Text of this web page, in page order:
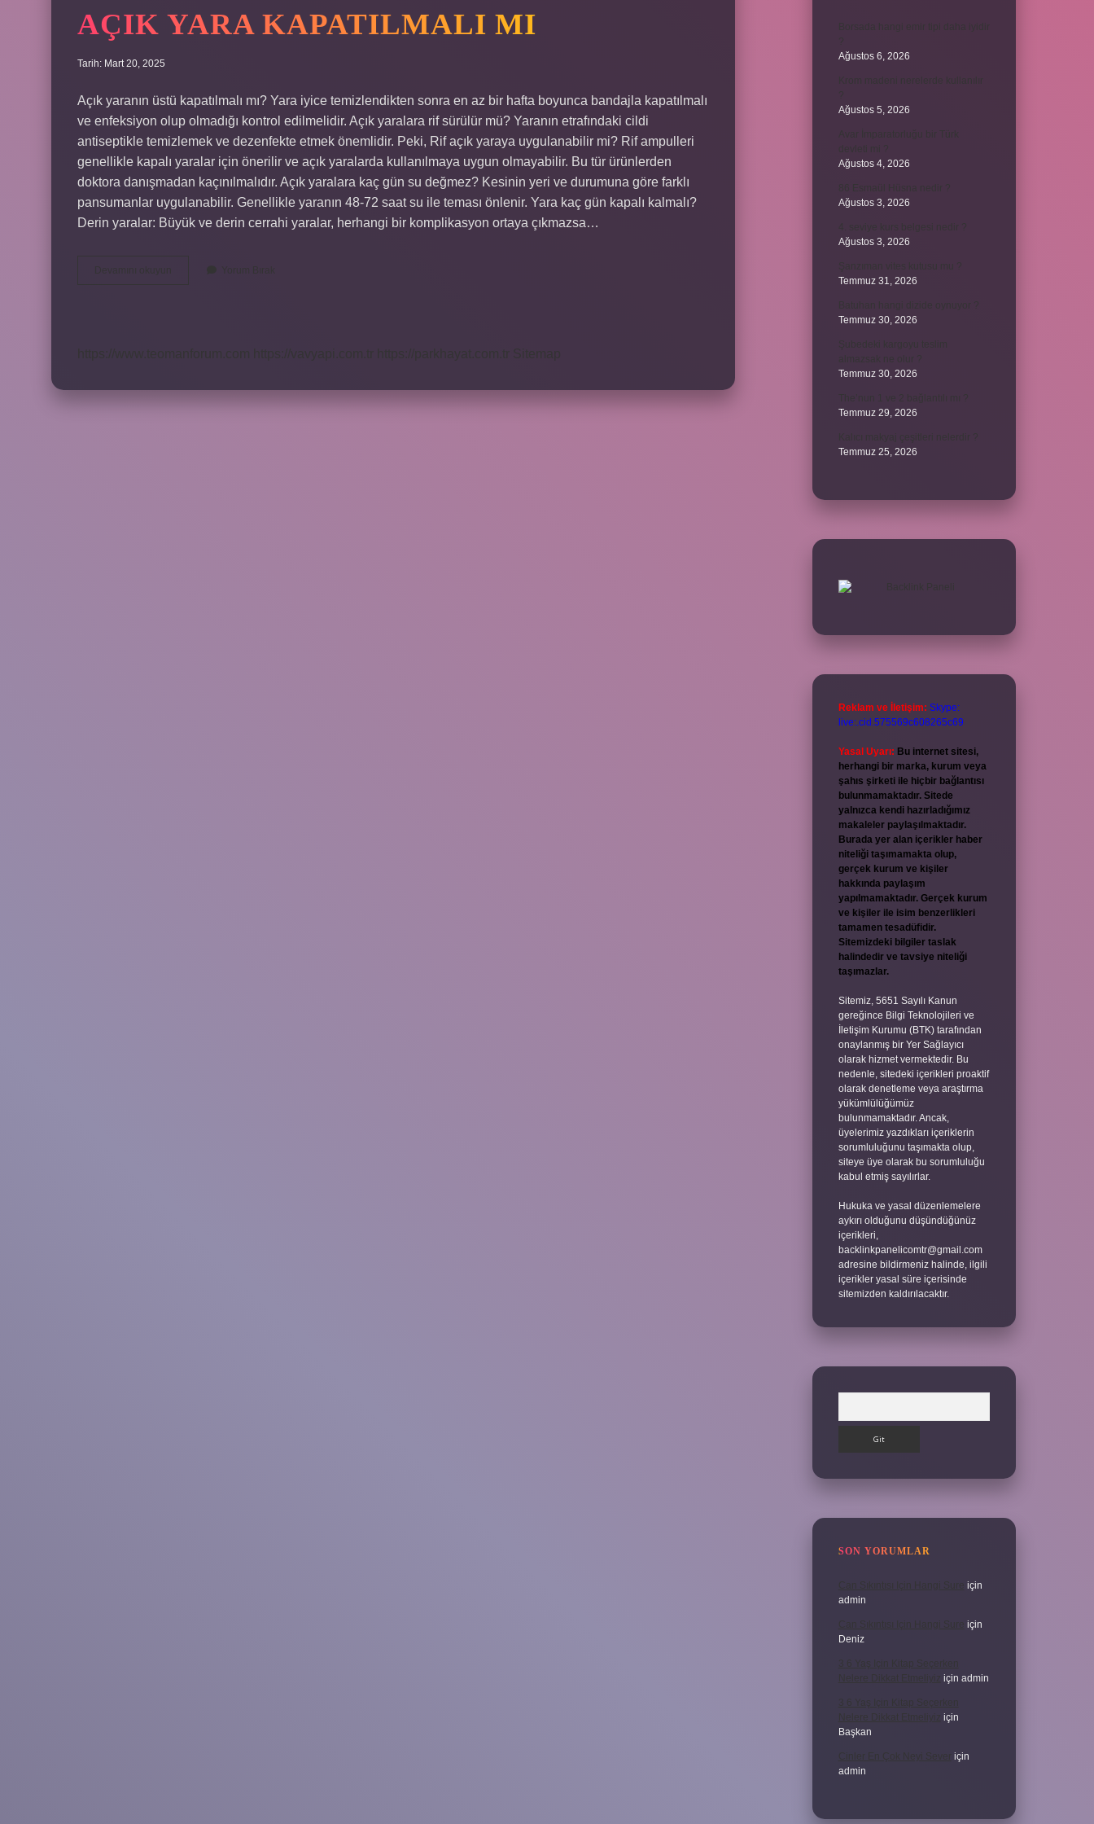
AÇIK YARA KAPATILMALI MI
Tarih: Mart 20, 2025
Açık yaranın üstü kapatılmalı mı? Yara iyice temizlendikten sonra en az bir hafta boyunca bandajla kapatılmalı
ve enfeksiyon olup olmadığı kontrol edilmelidir. Açık yaralara rif sürülür mü? Yaranın etrafındaki cildi
antiseptikle temizlemek ve dezenfekte etmek önemlidir. Peki, Rif açık yaraya uygulanabilir mi? Rif ampulleri
genellikle kapalı yaralar için önerilir ve açık yaralarda kullanılmaya uygun olmayabilir. Bu tür ürünlerden
doktora danışmadan kaçınılmalıdır. Açık yaralara kaç gün su değmez? Kesinin yeri ve durumuna göre farklı
pansumanlar uygulanabilir. Genellikle yaranın 48-72 saat su ile teması önlenir. Yara kaç gün kapalı kalmalı?
Derin yaralar: Büyük ve derin cerrahi yaralar, herhangi bir komplikasyon ortaya çıkmazsa…
Ağustos 6, 2026
Ağustos 5, 2026
Ağustos 4, 2026
Ağustos 3, 2026
Ağustos 3, 2026
Temmuz 31, 2026
Temmuz 30, 2026
Temmuz 30, 2026
Temmuz 29, 2026
Temmuz 25, 2026
Reklam ve İletişim: Skype:
live:.cid.575569c608265c69
Yasal Uyarı: Bu internet sitesi,
herhangi bir marka, kurum veya
şahıs şirketi ile hiçbir bağlantısı
bulunmamaktadır. Sitede
yalnızca kendi hazırladığımız
makaleler paylaşılmaktadır.
Burada yer alan içerikler haber
niteliği taşımamakta olup,
gerçek kurum ve kişiler
hakkında paylaşım
yapılmamaktadır. Gerçek kurum
ve kişiler ile isim benzerlikleri
tamamen tesadüfidir.
Sitemizdeki bilgiler taslak
halindedir ve tavsiye niteliği
taşımazlar.
Sitemiz, 5651 Sayılı Kanun
gereğince Bilgi Teknolojileri ve
İletişim Kurumu (BTK) tarafından
onaylanmış bir Yer Sağlayıcı
olarak hizmet vermektedir. Bu
nedenle, sitedeki içerikleri proaktif
olarak denetleme veya araştırma
yükümlülüğümüz
bulunmamaktadır. Ancak,
üyelerimiz yazdıkları içeriklerin
sorumluluğunu taşımakta olup,
siteye üye olarak bu sorumluluğu
kabul etmiş sayılırlar.
Hukuka ve yasal düzenlemelere
aykırı olduğunu düşündüğünüz
içerikleri,
backlinkpanelicomtr@gmail.com
adresine bildirmeniz halinde, ilgili
içerikler yasal süre içerisinde
sitemizden kaldırılacaktır.
SON YORUMLAR
Can Sıkıntısı Için Hangi Sure için
admin
Can Sıkıntısı Için Hangi Sure için
Deniz
3 6 Yaş Için Kitap Seçerken
Nelere Dikkat Etmeliyiz için admin
3 6 Yaş Için Kitap Seçerken
Nelere Dikkat Etmeliyiz için
Başkan
Cinler En Çok Neyi Sever için
admin